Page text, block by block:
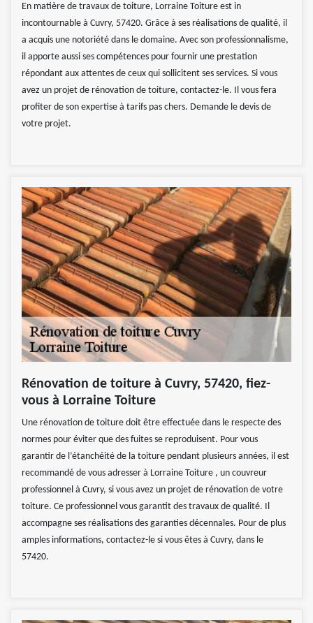
En matière de travaux de toiture, Lorraine Toiture est in
incontournable à Cuvry, 57420. Grâce à ses réalisations de qualité, il
a acquis une notoriété dans le domaine. Avec son professionnalisme,
il apporte aussi ses compétences pour fournir une prestation
répondant aux attentes de ceux qui sollicitent ses services. Si vous
avez un projet de rénovation de toiture, contactez-le. Il vous fera
profiter de son expertise à tarifs pas chers. Demande le devis de
votre projet.
Rénovation de toiture à Cuvry, 57420, fiez-
vous à Lorraine Toiture
Une rénovation de toiture doit être effectuée dans le respecte des
normes pour éviter que des fuites se reproduisent. Pour vous
garantir de l’étanchéité de la toiture pendant plusieurs années, il est
recommandé de vous adresser à Lorraine Toiture , un couvreur
professionnel à Cuvry, si vous avez un projet de rénovation de votre
toiture. Ce professionnel vous garantit des travaux de qualité. Il
accompagne ses réalisations des garanties décennales. Pour de plus
amples informations, contactez-le si vous êtes à Cuvry, dans le
57420.